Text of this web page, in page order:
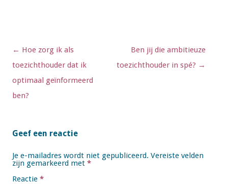
Berichtnavigatie
← Hoe zorg ik als
toezichthouder dat ik
optimaal geïnformeerd
ben?
Ben jij die ambitieuze
toezichthouder in spé? →
Geef een reactie
Je e-mailadres wordt niet gepubliceerd. Vereiste velden
zijn gemarkeerd met *
Reactie *